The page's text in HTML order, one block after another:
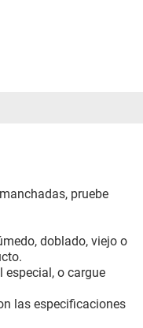
pruebe
doblado, viejo o
especial, o cargue
las especificaciones